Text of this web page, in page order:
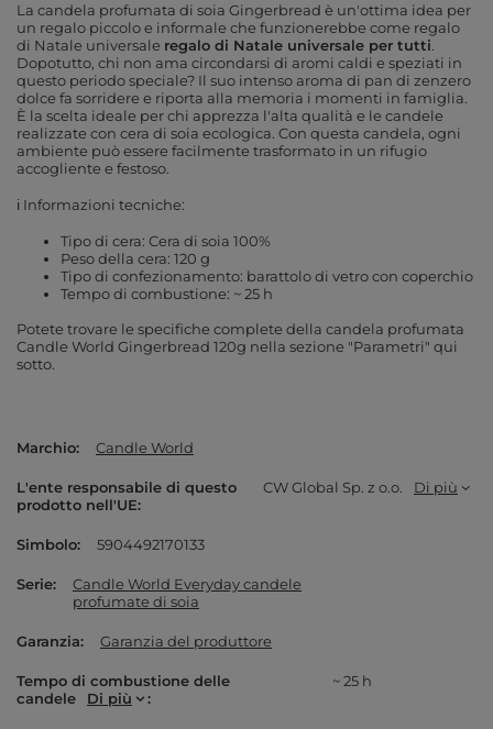
La candela profumata di soia Gingerbread è un'ottima idea per
un regalo piccolo e informale che funzionerebbe come regalo
di Natale universale regalo di Natale universale per tutti.
Dopotutto, chi non ama circondarsi di aromi caldi e speziati in
questo periodo speciale? Il suo intenso aroma di pan di zenzero
dolce fa sorridere e riporta alla memoria i momenti in famiglia.
È la scelta ideale per chi apprezza l'alta qualità e le candele
realizzate con cera di soia ecologica. Con questa candela, ogni
ambiente può essere facilmente trasformato in un rifugio
accogliente e festoso.
ℹ️ Informazioni tecniche:
Tipo di cera: Cera di soia 100%
Peso della cera: 120 g
Tipo di confezionamento: barattolo di vetro con coperchio
Tempo di combustione: ~ 25 h
Potete trovare le specifiche complete della candela profumata
Candle World Gingerbread 120g nella sezione "Parametri" qui
sotto.
Marchio Candle World
L'ente responsabile di questo
prodotto nell'UE
CW Global Sp. z o.o. Di più
Simbolo 5904492170133
Serie
Candle World Everyday candele
profumate di soia
Garanzia Garanzia del produttore
Tempo di combustione delle
candele
Di più
~ 25 h